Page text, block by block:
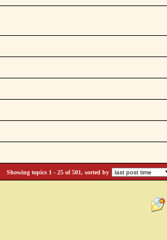
Showing topics 1 - 25 of 501, sorted by